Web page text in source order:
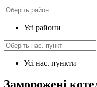
Усі райони
Усі нас. пункти